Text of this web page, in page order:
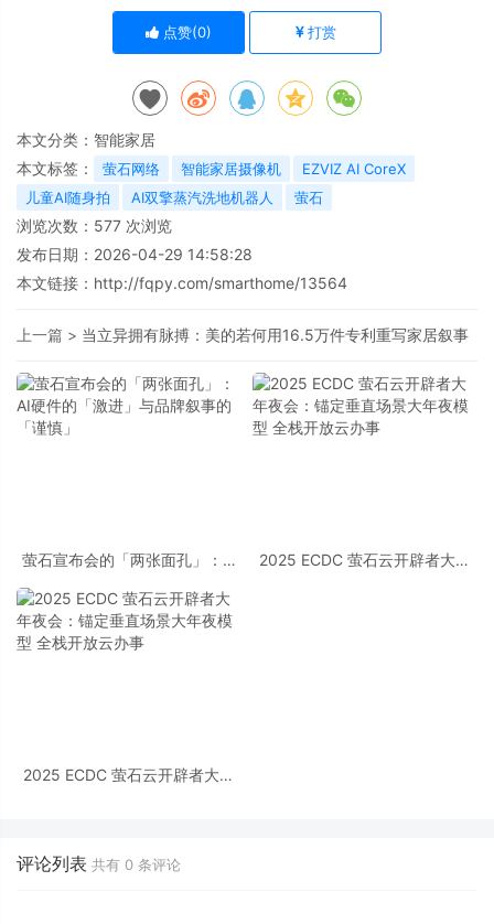
点赞(0) 打赏
本文分类： 智能家居
本文标签：
萤石网络 智能家居摄像机
EZVIZ AI CoreX
儿童AI随身拍
AI双擎蒸汽洗地机器人 萤石
浏览次数： 577 次浏览
发布日期：2026-04-29 14:58:28
本文链接： http://fqpy.com/smarthome/13564
上一篇 > 当立异拥有脉搏：美的若何用16.5万件专利重写家居叙事
萤石宣布会的「两张面孔」：AI
「谨慎」
2025 ECDC 萤石云开辟者大年
2025 ECDC 萤石云开辟者大年
评论列表 共有 0 条评论